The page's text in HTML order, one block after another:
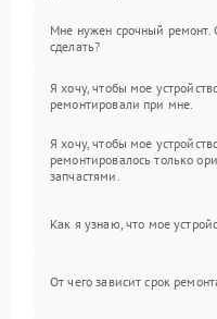
Мне нужен срочный ремонт.
сделать?
Я хочу, чтобы мое
ремонтировали при мне.
Я хочу, чтобы мое
ремонтировалось только
запчастями.
Как я узнаю, что мое
От чего зависит срок